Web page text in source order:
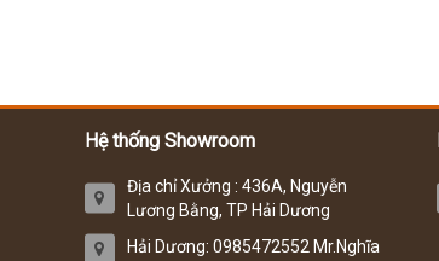
Hệ thống Showroom
Địa chỉ Xưởng : 436A, Nguyễn
Lương Bằng, TP Hải Dương
Hải Dương: 0985472552 Mr.Nghĩa